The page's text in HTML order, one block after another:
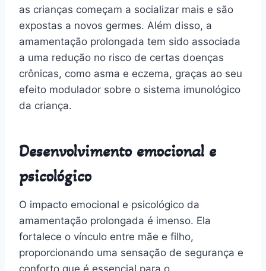
as crianças começam a socializar mais e são
expostas a novos germes. Além disso, a
amamentação prolongada tem sido associada
a uma redução no risco de certas doenças
crônicas, como asma e eczema, graças ao seu
efeito modulador sobre o sistema imunológico
da criança.
Desenvolvimento emocional e
psicológico
O impacto emocional e psicológico da
amamentação prolongada é imenso. Ela
fortalece o vínculo entre mãe e filho,
proporcionando uma sensação de segurança e
conforto que é essencial para o